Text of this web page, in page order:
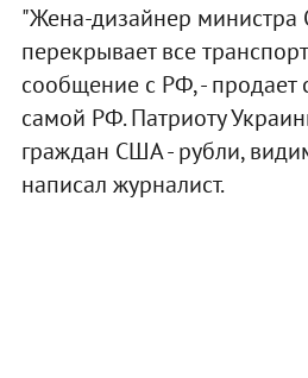
"Жена-дизайнер министра
перекрывает все
сообщение с РФ, - продает
самой РФ. Патриоту
граждан США - рубли,
написал журналист.